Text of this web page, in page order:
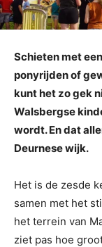
Schieten met
ponyrijden of
kunt het zo gek
Walsbergse
wordt. En dat
Deurnese wijk.
Het is de zesde
samen met het
het terrein van
ziet pas hoe